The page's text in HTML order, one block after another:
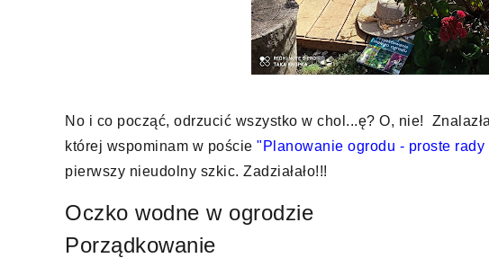
No i co począć, odrzucić wszystko w chol...ę? O, nie!
której wspominam w poście "Planowanie ogrodu - proste
pierwszy nieudolny szkic. Zadziałało!!!
Oczko wodne w ogrodzie
Porządkowanie